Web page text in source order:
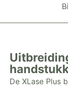
De XLase Plus